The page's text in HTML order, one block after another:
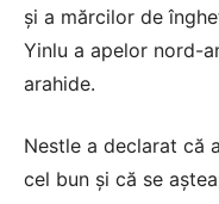
și a mărcilor de
Yinlu a apelor nord-
arahide.
Nestle a declarat că
cel bun și că se